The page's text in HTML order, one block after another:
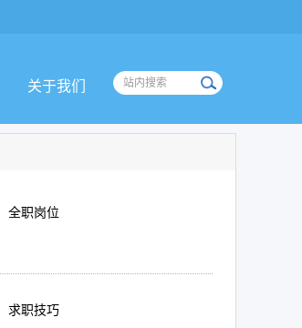
关于我们
全职岗位
求职技巧